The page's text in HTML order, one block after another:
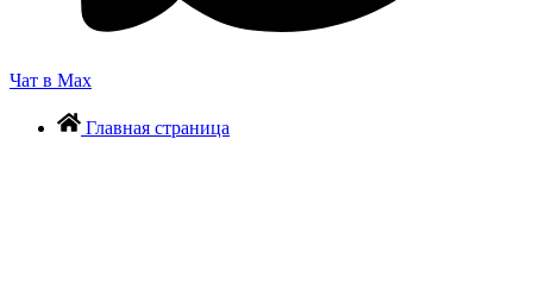
Чат в Max
Главная страница